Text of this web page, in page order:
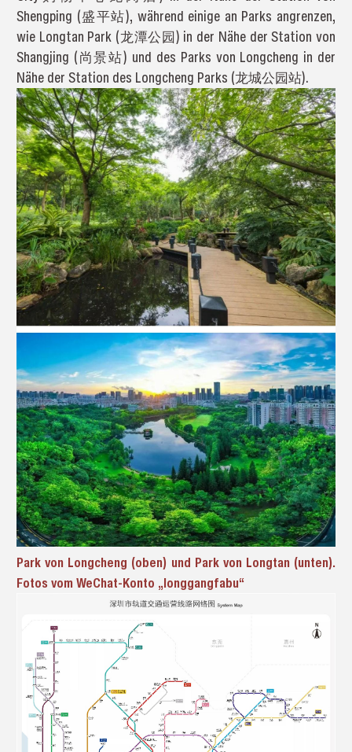
Shengping (盛平站), während einige an Parks angrenzen,
wie Longtan Park (龙潭公园) in der Nähe der Station von
Shangjing (尚景站) und des Parks von Longcheng in der
Nähe der Station des Longcheng Parks (龙城公园站).
Park von Longcheng (oben) und Park von Longtan (unten).
Fotos vom WeChat-Konto „longgangfabu“